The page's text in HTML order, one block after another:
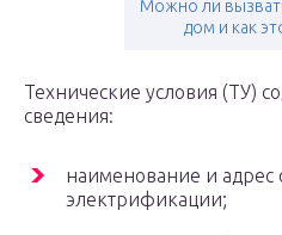
Можно ли
дом и как
Технические условия (ТУ)
сведения:
наименование и адрес
электрификации;